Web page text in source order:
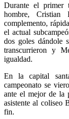
Durante el primer
hombre,
complemento,
el actual
dos goles dándole
transcurrieron y
igualdad.
En la capital
campeonato se
ante el mejor de la
asistente al coliseo
fin.